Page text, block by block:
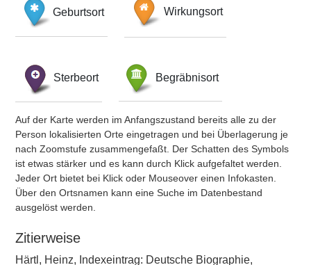
Geburtsort Wirkungsort
Sterbeort Begräbnisort
Auf der Karte werden im Anfangszustand bereits alle zu der
Person lokalisierten Orte eingetragen und bei Überlagerung je
nach Zoomstufe zusammengefaßt. Der Schatten des Symbols
ist etwas stärker und es kann durch Klick aufgefaltet werden.
Jeder Ort bietet bei Klick oder Mouseover einen Infokasten.
Über den Ortsnamen kann eine Suche im Datenbestand
ausgelöst werden.
Zitierweise
Härtl, Heinz, Indexeintrag: Deutsche Biographie,